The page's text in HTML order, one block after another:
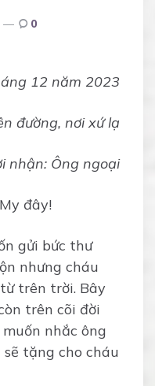
0
12 năm 2023
đường, nơi xứ lạ
nhận: Ông ngoại
đây!
gửi bức thư
nhưng cháu
trên trời. Bây
trên cõi đời
nhắc ông
tặng cho cháu